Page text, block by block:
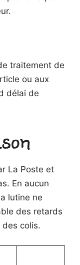
traitement de
ou aux
délai de
La Poste et
En aucun
lutine ne
des retards
des colis.